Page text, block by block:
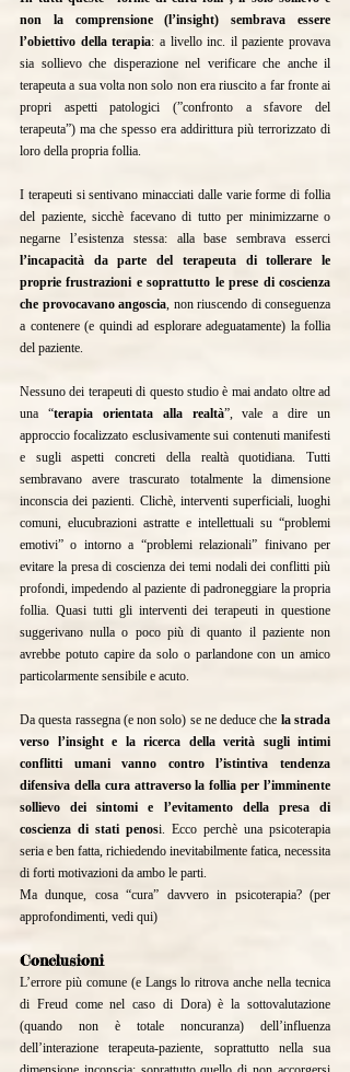
non la comprensione (l’insight) sembrava essere
l’obiettivo della terapia: a livello inc. il paziente provava
sia sollievo che disperazione nel verificare che anche il
terapeuta a sua volta non solo non era riuscito a far fronte ai
propri aspetti patologici (”confronto a sfavore del
terapeuta”) ma che spesso era addirittura più terrorizzato di
loro della propria follia.
I terapeuti si sentivano minacciati dalle varie forme di follia
del paziente, sicchè facevano di tutto per minimizzarne o
negarne l’esistenza stessa: alla base sembrava esserci
l’incapacità da parte del terapeuta di tollerare le
proprie frustrazioni e soprattutto le prese di coscienza
che provocavano angoscia, non riuscendo di conseguenza
a contenere (e quindi ad esplorare adeguatamente) la follia
del paziente.
Nessuno dei terapeuti di questo studio è mai andato oltre ad
una “terapia orientata alla realtà”, vale a dire un
approccio focalizzato esclusivamente sui contenuti manifesti
e sugli aspetti concreti della realtà quotidiana. Tutti
sembravano avere trascurato totalmente la dimensione
inconscia dei pazienti. Clichè, interventi superficiali, luoghi
comuni, elucubrazioni astratte e intellettuali su “problemi
emotivi” o intorno a “problemi relazionali” finivano per
evitare la presa di coscienza dei temi nodali dei conflitti più
profondi, impedendo al paziente di padroneggiare la propria
follia. Quasi tutti gli interventi dei terapeuti in questione
suggerivano nulla o poco più di quanto il paziente non
avrebbe potuto capire da solo o parlandone con un amico
particolarmente sensibile e acuto.
Da questa rassegna (e non solo) se ne deduce che la strada
verso l’insight e la ricerca della verità sugli intimi
conflitti umani vanno contro l’istintiva tendenza
difensiva della cura attraverso la follia per l’imminente
sollievo dei sintomi e l’evitamento della presa di
coscienza di stati penosi. Ecco perchè una psicoterapia
seria e ben fatta, richiedendo inevitabilmente fatica, necessita
di forti motivazioni da ambo le parti.
Ma dunque, cosa “cura” davvero in psicoterapia? (per
approfondimenti, vedi qui)
Conclusioni
L’errore più comune (e Langs lo ritrova anche nella tecnica
di Freud come nel caso di Dora) è la sottovalutazione
(quando non è totale noncuranza) dell’influenza
dell’interazione terapeuta-paziente, soprattutto nella sua